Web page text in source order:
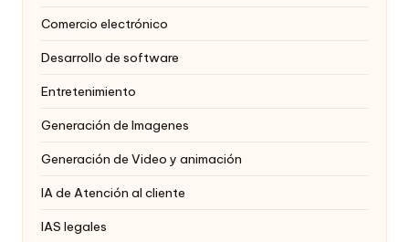
Comercio electrónico
Desarrollo de software
Entretenimiento
Generación de Imagenes
Generación de Video y animación
IA de Atención al cliente
IAS legales